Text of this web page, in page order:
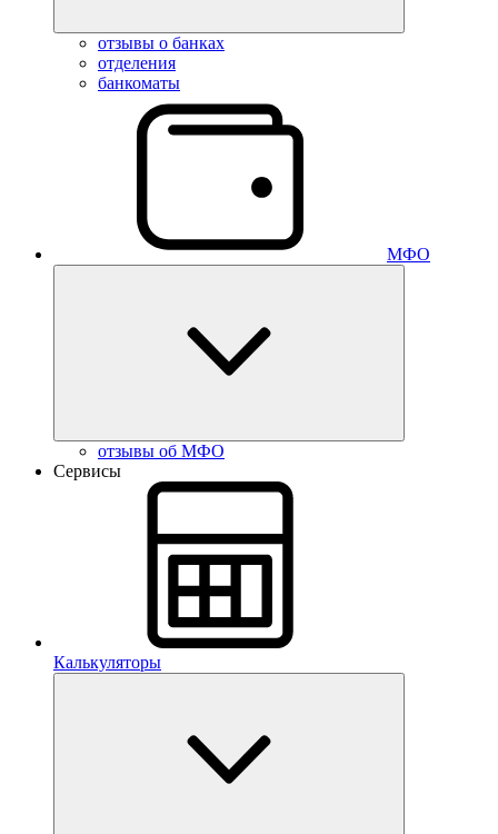
отзывы о банках
отделения
банкоматы
МФО
отзывы об МФО
Сервисы
Калькуляторы